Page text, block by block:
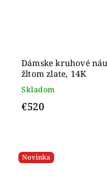
Dámske kruhové
žltom zlate, 14K
Skladom
€520
Novinka